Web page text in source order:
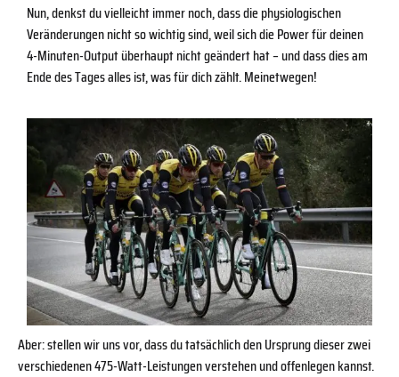
Nun, denkst du vielleicht immer noch, dass die physiologischen
Veränderungen nicht so wichtig sind, weil sich die Power für deinen
4-Minuten-Output überhaupt nicht geändert hat – und dass dies am
Ende des Tages alles ist, was für dich zählt. Meinetwegen!
Aber: stellen wir uns vor, dass du tatsächlich den Ursprung dieser zwei
verschiedenen 475-Watt-Leistungen verstehen und offenlegen kannst.